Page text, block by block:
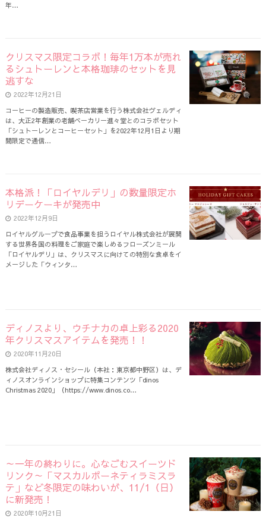
年…
クリスマス限定コラボ！毎年1万本が売れ
るシュトーレンと本格珈琲のセットを見
逃すな
2022年12月21日
コーヒーの製造販売、喫茶店営業を行う株式会社ヴェルディ
は、大正2年創業の老舗ベーカリー進々堂とのコラボセット
「シュトーレンとコーヒーセット」を2022年12月1日より期
間限定で通信…
本格派！「ロイヤルデリ」の数量限定ホ
リデーケーキが発売中
2022年12月9日
ロイヤルグループで食品事業を担うロイヤル株式会社が展開
する世界各国の料理をご家庭で楽しめるフローズンミール
「ロイヤルデリ」は、クリスマスに向けての特別な食卓をイ
メージした「ウィンタ…
ディノスより、ウチナカの卓上彩る2020
年クリスマスアイテムを発売！！
2020年11月20日
株式会社ディノス・セシール（本社：東京都中野区）は、デ
ィノスオンラインショップに特集コンテンツ「dinos
Christmas 2020」（https://www.dinos.co…
～一年の終わりに。心なごむスイーツド
リンク～「マスカルポーネティラミスラ
テ」など冬限定の味わいが、11/1（日）
に新発売！
2020年10月21日